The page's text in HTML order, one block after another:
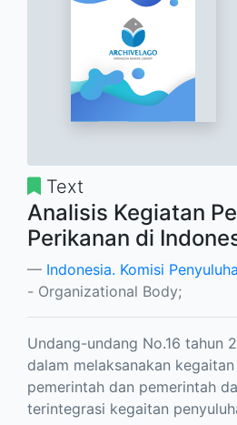
Text
Analisis Kegiatan
Perikanan di
Indonesia. Komisi
- Organizational Body;
Undang-undang No.16 tahun
dalam melaksanakan
pemerintah dan pemerintah
terintegrasi kegaitan